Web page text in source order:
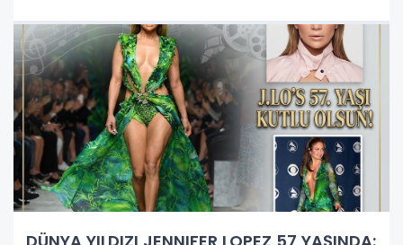
DÜNYA YILDIZI JENNIFER LOPEZ 57 YAŞINDA: